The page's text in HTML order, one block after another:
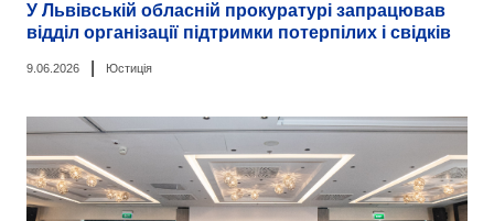
У Львівській обласній прокуратурі запрацював
відділ організації підтримки потерпілих і свідків
9.06.2026 Юстиція